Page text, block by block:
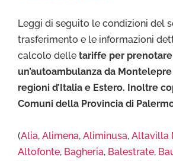
Leggi di seguito le condizioni del
trasferimento e le informazioni
calcolo delle tariffe per prenotare
un’autoambulanza da
regioni d’Italia e Estero. Inoltre
Comuni della Provincia di
(Alia, Alimena, Aliminusa, Altavilla
Altofonte, Bagheria, Balestrate,